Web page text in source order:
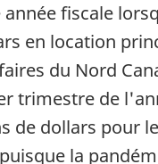
fiscale
en location
du Nord
trimestre de
de dollars pour
la